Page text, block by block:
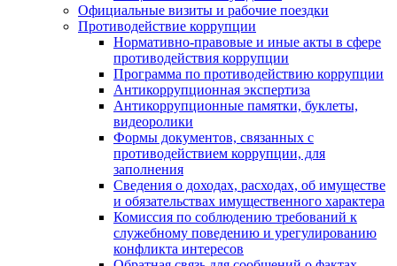
Официальные визиты и рабочие поездки
Противодействие коррупции
Нормативно-правовые и иные акты в сфере
противодействия коррупции
Программа по противодействию коррупции
Антикоррупционная экспертиза
Антикоррупционные памятки, буклеты,
видеоролики
Формы документов, связанных с
противодействием коррупции, для
заполнения
Сведения о доходах, расходах, об имуществе
и обязательствах имущественного характера
Комиссия по соблюдению требований к
служебному поведению и урегулированию
конфликта интересов